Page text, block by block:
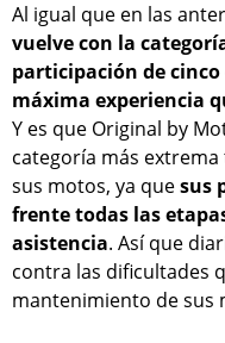
Al igual que en las
vuelve con la
participación de
máxima experiencia
Y es que Original by
categoría más
sus motos, ya quesus
frente todas las
asistencia. Así que
contra las dificultades
mantenimiento de sus